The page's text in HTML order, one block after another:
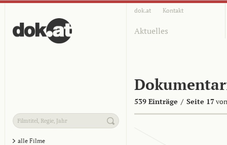
dok.at Kontakt
Aktuelles
539 Einträge / Seite 17
alle Filme